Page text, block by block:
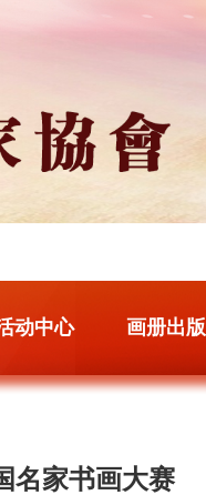
动中心 画册出版
名家书画大赛